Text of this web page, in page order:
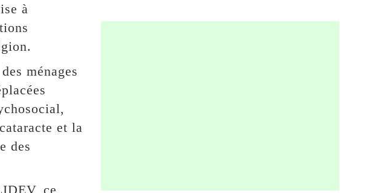
à
ménages
et la
des
ce